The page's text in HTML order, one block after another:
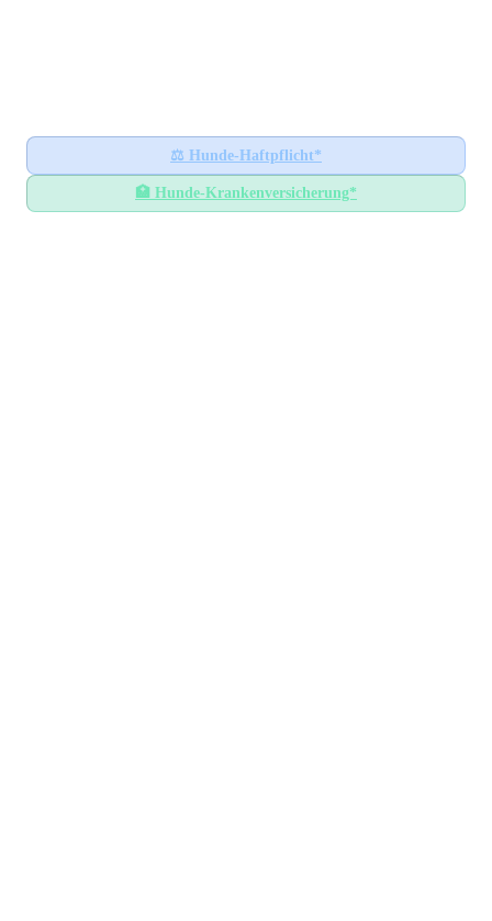
⚖️ Hunde-Haftpflicht*
🏥 Hunde-Krankenversicherung*